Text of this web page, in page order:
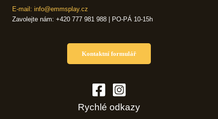
E-mail: info@emmsplay.cz
Zavolejte nám: +420 777 981 988 | PO-PÁ 10-15h
Kontaktní formulář
Rychlé odkazy